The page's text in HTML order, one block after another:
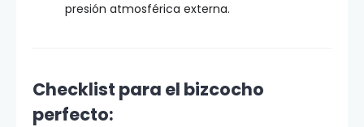
presión atmosférica externa.
Checklist para el bizcocho
perfecto: